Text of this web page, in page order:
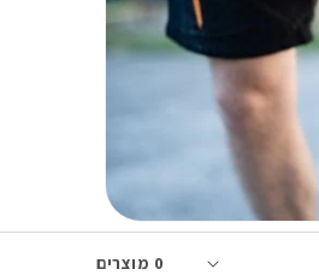
0 מוצרים